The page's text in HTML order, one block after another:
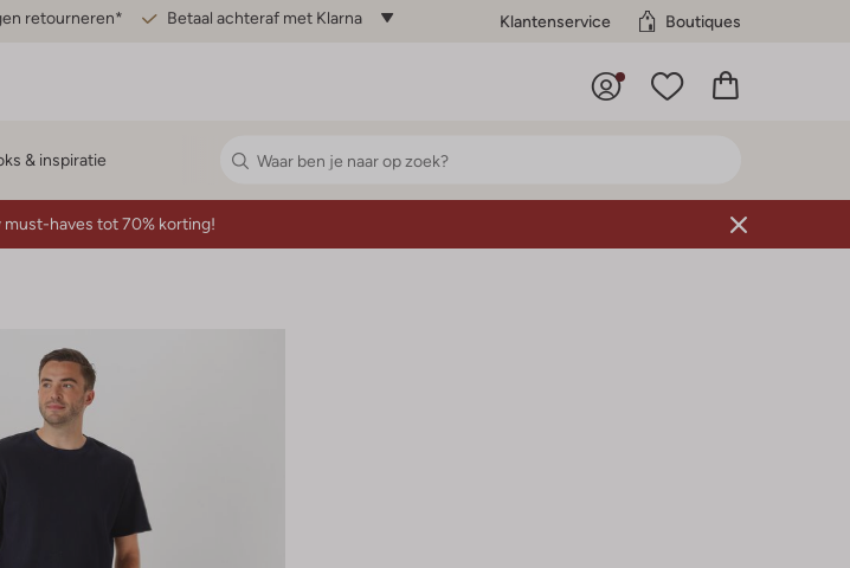
retourneren* Betaal achteraf met Klarna Klantenservice Boutiques
& inspiratie
must-haves tot 70% korting!